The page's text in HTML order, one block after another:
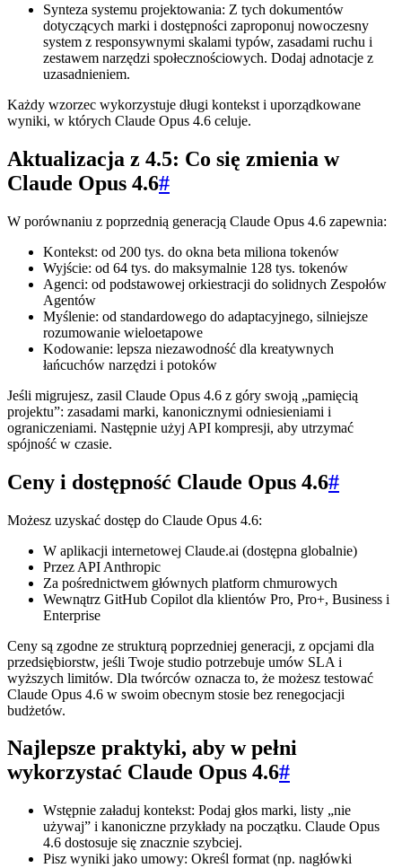
Synteza systemu projektowania: Z tych dokumentów
dotyczących marki i dostępności zaproponuj nowoczesny
system z responsywnymi skalami typów, zasadami ruchu i
zestawem narzędzi społecznościowych. Dodaj adnotacje z
uzasadnieniem.
Każdy wzorzec wykorzystuje długi kontekst i uporządkowane
wyniki, w których Claude Opus 4.6 celuje.
Aktualizacja z 4.5: Co się zmienia w
Claude Opus 4.6#
W porównaniu z poprzednią generacją Claude Opus 4.6 zapewnia:
Kontekst: od 200 tys. do okna beta miliona tokenów
Wyjście: od 64 tys. do maksymalnie 128 tys. tokenów
Agenci: od podstawowej orkiestracji do solidnych Zespołów
Agentów
Myślenie: od standardowego do adaptacyjnego, silniejsze
rozumowanie wieloetapowe
Kodowanie: lepsza niezawodność dla kreatywnych
łańcuchów narzędzi i potoków
Jeśli migrujesz, zasil Claude Opus 4.6 z góry swoją „pamięcią
projektu”: zasadami marki, kanonicznymi odniesieniami i
ograniczeniami. Następnie użyj API kompresji, aby utrzymać
spójność w czasie.
Ceny i dostępność Claude Opus 4.6#
Możesz uzyskać dostęp do Claude Opus 4.6:
W aplikacji internetowej Claude.ai (dostępna globalnie)
Przez API Anthropic
Za pośrednictwem głównych platform chmurowych
Wewnątrz GitHub Copilot dla klientów Pro, Pro+, Business i
Enterprise
Ceny są zgodne ze strukturą poprzedniej generacji, z opcjami dla
przedsiębiorstw, jeśli Twoje studio potrzebuje umów SLA i
wyższych limitów. Dla twórców oznacza to, że możesz testować
Claude Opus 4.6 w swoim obecnym stosie bez renegocjacji
budżetów.
Najlepsze praktyki, aby w pełni
wykorzystać Claude Opus 4.6#
Wstępnie załaduj kontekst: Podaj głos marki, listy „nie
używaj” i kanoniczne przykłady na początku. Claude Opus
4.6 dostosuje się znacznie szybciej.
Pisz wyniki jako umowy: Określ format (np. nagłówki